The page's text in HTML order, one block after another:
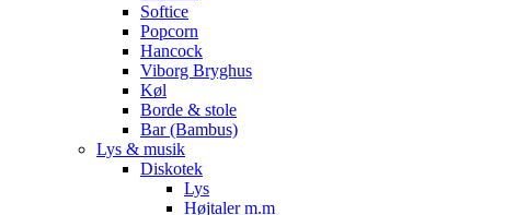
Softice
Popcorn
Hancock
Viborg Bryghus
Køl
Borde & stole
Bar (Bambus)
Lys & musik
Diskotek
Lys
Højtaler m.m